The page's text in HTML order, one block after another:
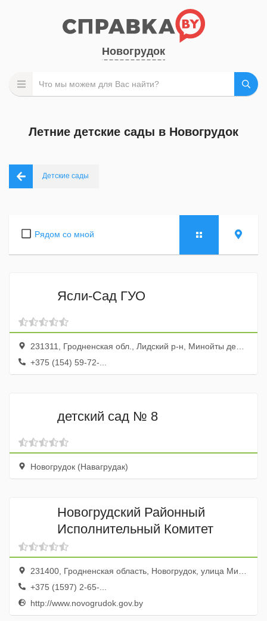
Новогрудок
Летние детские сады в Новогрудок
Детские сады
Рядом со мной
Ясли-Сад ГУО
231311, Гродненская обл., Лидский р-н, Минойты дер., ул. Красноармейская, 6
+375 (154) 59-72-...
детский сад № 8
Новогрудок (Навагрудак)
Новогрудский Районный
Исполнительный Комитет
231400, Гродненская область, Новогрудок, улица Мицкевича, 11
+375 (1597) 2-65-...
http://www.novogrudok.gov.by